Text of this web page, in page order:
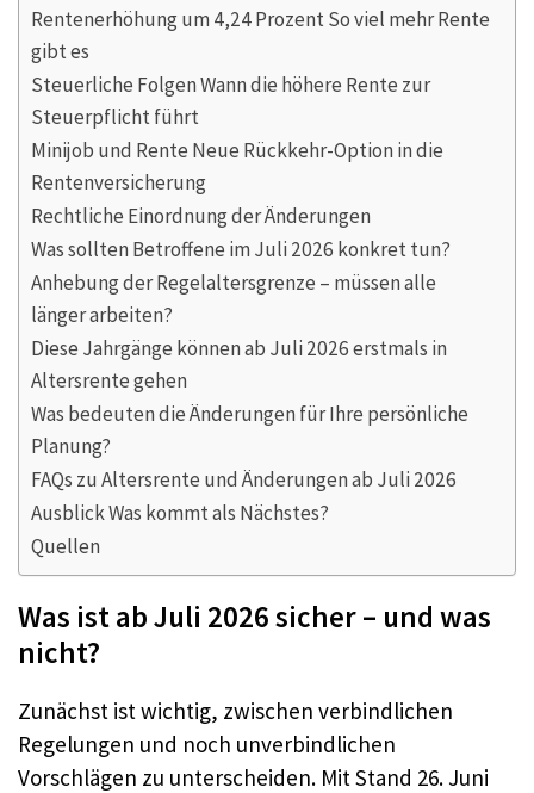
Rentenerhöhung um 4,24 Prozent So viel mehr Rente
gibt es
Steuerliche Folgen Wann die höhere Rente zur
Steuerpflicht führt
Minijob und Rente Neue Rückkehr-Option in die
Rentenversicherung
Rechtliche Einordnung der Änderungen
Was sollten Betroffene im Juli 2026 konkret tun?
Anhebung der Regelaltersgrenze – müssen alle
länger arbeiten?
Diese Jahrgänge können ab Juli 2026 erstmals in
Altersrente gehen
Was bedeuten die Änderungen für Ihre persönliche
Planung?
FAQs zu Altersrente und Änderungen ab Juli 2026
Ausblick Was kommt als Nächstes?
Quellen
Was ist ab Juli 2026 sicher – und was
nicht?
Zunächst ist wichtig, zwischen verbindlichen
Regelungen und noch unverbindlichen
Vorschlägen zu unterscheiden. Mit Stand 26. Juni